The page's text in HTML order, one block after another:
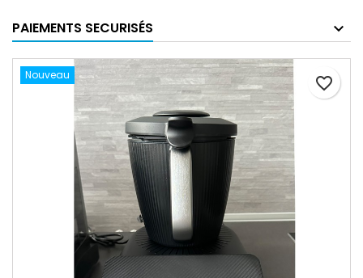
PAIEMENTS SECURISÉS
Nouveau favorite_border